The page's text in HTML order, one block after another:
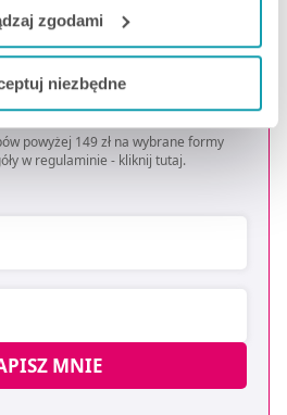
i analitycznych.
swoją zgodę i wybrać tylko
z którymi wiąże się
aktywności dokonaj
wyborów i kliknij „Zarządzaj
„Zaakceptuj niezbędne”, co
danych, które nie są niezbędne
zgodami
niezbędne
do newslettera
KOD NA DARMOWĄ
*
powyżej 149 zł na wybrane formy
w regulaminie - kliknij tutaj.
MNIE